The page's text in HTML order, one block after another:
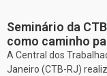
Seminário da
como caminho
A Central dos
Janeiro (CTB-RJ)